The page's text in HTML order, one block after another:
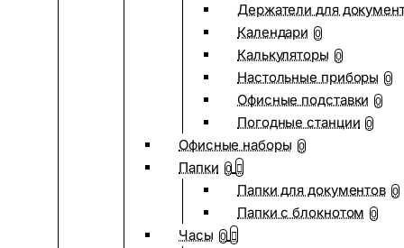
Держатели для
Календари 0
Калькуляторы 0
Настольные приборы 0
Офисные подставки 0
Погодные станции 0
Офисные наборы 0
Папки 0
Папки для документов 0
Папки с блокнотом 0
Часы 0